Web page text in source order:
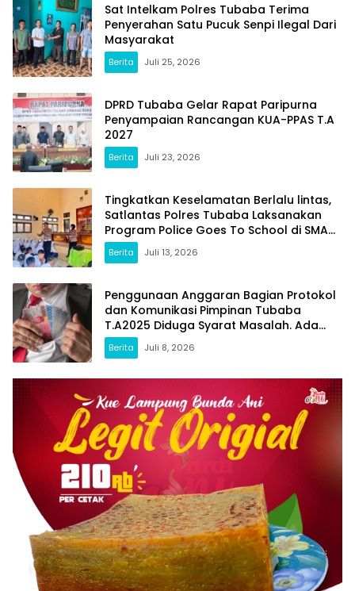
Sat Intelkam Polres Tubaba Terima
Penyerahan Satu Pucuk Senpi Ilegal Dari
Masyarakat
Berita Juli 25, 2026
DPRD Tubaba Gelar Rapat Paripurna
Penyampaian Rancangan KUA-PPAS T.A
2027
Berita Juli 23, 2026
Tingkatkan Keselamatan Berlalu lintas,
Satlantas Polres Tubaba Laksanakan
Program Police Goes To School di SMAN
1 Tumijajar
Berita Juli 13, 2026
Penggunaan Anggaran Bagian Protokol
dan Komunikasi Pimpinan Tubaba
T.A2025 Diduga Syarat Masalah. Ada
Indikasi Tumpang Tindih dan Kegiatan
Fiktif
Berita Juli 8, 2026